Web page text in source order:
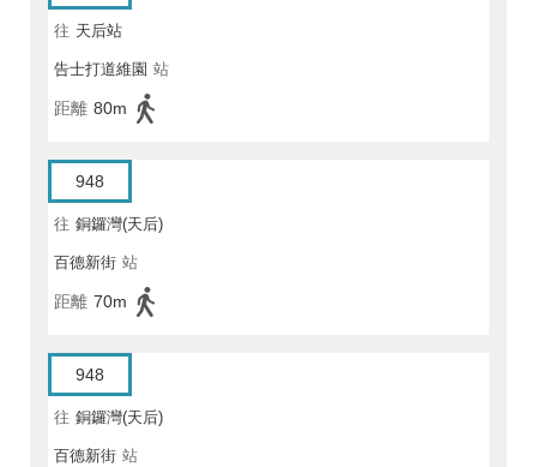
往 天后站
告士打道維園 站
距離 80m
948
往 銅鑼灣(天后)
百德新街 站
距離 70m
948
往 銅鑼灣(天后)
百德新街 站